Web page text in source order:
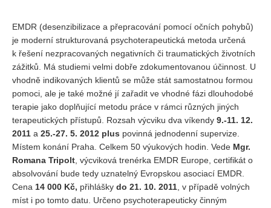
Vydání 2-2017
Vydání 1-2017
Vydání 4-2016
Archiv
EDITOŘI
BLOG
REDAKCE
Pokyny pro autory
ARCHIV
EMDR (desenzibilizace a přepracování pomocí očních pohybů)
je moderní strukturovaná psychoterapeutická metoda určená
k řešení nezpracovaných negativních či traumatických životních
zážitků. Má studiemi velmi dobře zdokumentovanou účinnost. U
vhodně indikovaných klientů se může stát samostatnou formou
pomoci, ale je také možné jí zařadit ve vhodné fázi dlouhodobé
terapie jako doplňující metodu práce v rámci různých jiných
terapeutických přístupů. Rozsah výcviku dva víkendy 9.-11. 12.
2011 a 25.-27. 5. 2012 plus povinná jednodenní supervize.
Místem konání Praha. Celkem 50 výukových hodin. Vede Mgr.
Romana Tripolt , výcviková trenérka EMDR Europe, certifikát o
absolvování bude tedy uznatelný Evropskou asociací EMDR.
Cena 14 000 Kč, přihlášky do 21. 10. 2011 , v případě volných
míst i po tomto datu. Určeno psychoterapeuticky činným